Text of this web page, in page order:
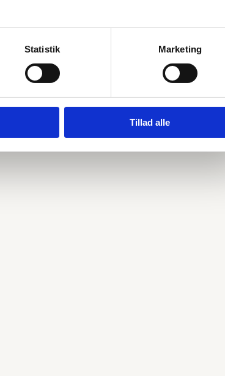
Statistik Marketing
Tillad alle